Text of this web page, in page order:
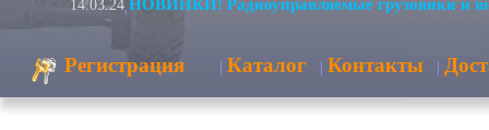
14.03.24 НОВИНКИ! Радиоуправляемые грузовики и
Регистрация | Каталог | Контакты |